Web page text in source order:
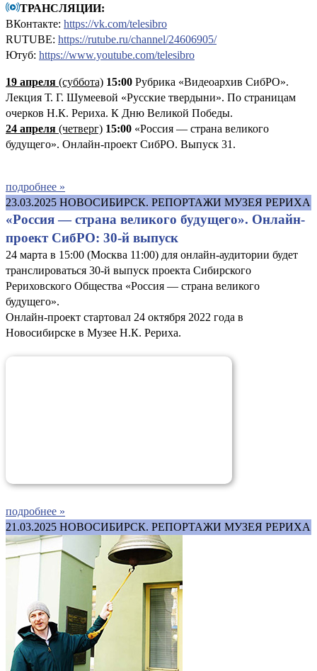
ТРАНСЛЯЦИИ:
ВКонтакте: https://vk.com/telesibro
RUTUBE: https://rutube.ru/channel/24606905/
Ютуб: https://www.youtube.com/telesibro
19 апреля (суббота) 15:00 Рубрика «Видеоархив СибРО».
Лекция Т. Г. Шумеевой «Русские твердыни». По страницам
очерков Н.К. Рериха. К Дню Великой Победы.
24 апреля (четверг) 15:00 «Россия — страна великого
будущего». Онлайн-проект СибРО. Выпуск 31.
подробнее »
23.03.2025 НОВОСИБИРСК. РЕПОРТАЖИ МУЗЕЯ РЕРИХА
«Россия — страна великого будущего». Онлайн-
проект СибРО: 30-й выпуск
24 марта в 15:00 (Москва 11:00) для онлайн-аудитории будет
транслироваться 30-й выпуск проекта Сибирского
Рериховского Общества «Россия — страна великого
будущего».
Онлайн-проект стартовал 24 октября 2022 года в
Новосибирске в Музее Н.К. Рериха.
подробнее »
21.03.2025 НОВОСИБИРСК. РЕПОРТАЖИ МУЗЕЯ РЕРИХА